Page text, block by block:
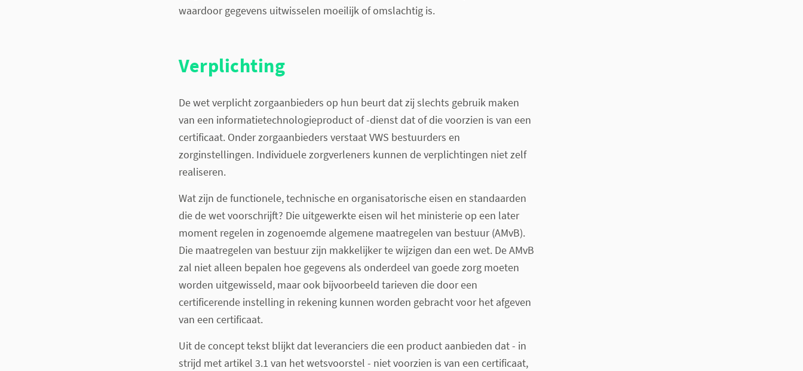
waardoor gegevens uitwisselen moeilijk of omslachtig is.
Verplichting
De wet verplicht zorgaanbieders op hun beurt dat zij slechts gebruik maken
van een informatietechnologieproduct of -dienst dat of die voorzien is van een
certificaat. Onder zorgaanbieders verstaat VWS bestuurders en
zorginstellingen. Individuele zorgverleners kunnen de verplichtingen niet zelf
realiseren.
Wat zijn de functionele, technische en organisatorische eisen en standaarden
die de wet voorschrijft? Die uitgewerkte eisen wil het ministerie op een later
moment regelen in zogenoemde algemene maatregelen van bestuur (AMvB).
Die maatregelen van bestuur zijn makkelijker te wijzigen dan een wet. De AMvB
zal niet alleen bepalen hoe gegevens als onderdeel van goede zorg moeten
worden uitgewisseld, maar ook bijvoorbeeld tarieven die door een
certificerende instelling in rekening kunnen worden gebracht voor het afgeven
van een certificaat.
Uit de concept tekst blijkt dat leveranciers die een product aanbieden dat - in
strijd met artikel 3.1 van het wetsvoorstel - niet voorzien is van een certificaat,